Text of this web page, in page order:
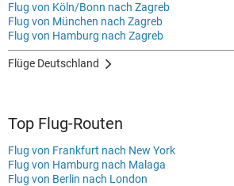
Flug von Köln/Bonn nach Zagreb
Flug von München nach Zagreb
Flug von Hamburg nach Zagreb
Flüge Deutschland
Top Flug-Routen
Flug von Frankfurt nach New York
Flug von Hamburg nach Malaga
Flug von Berlin nach London